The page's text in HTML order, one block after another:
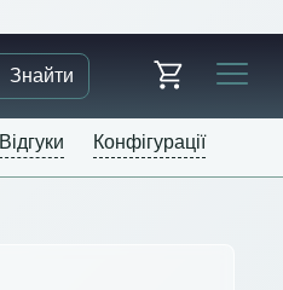
Знайти
Відгуки Конфігурації